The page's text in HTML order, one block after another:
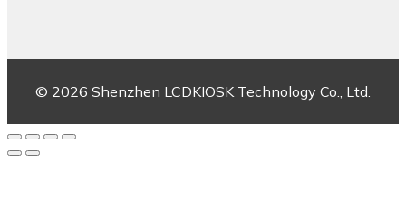
© 2026 Shenzhen LCDKIOSK Technology Co., Ltd.